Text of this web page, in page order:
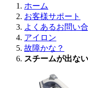
ホーム
お客様サポート
よくあるお問い
アイロン
故障かな？
スチームが出ない